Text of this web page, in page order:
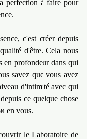
perfection à faire pour
c'est créer depuis
d'être. Cela nous
en profondeur dans qui
savez que vous avez
d'intimité avec qui
ce quelque chose
en vous.
le Laboratoire de